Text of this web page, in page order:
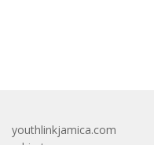
youthlinkjamica.com